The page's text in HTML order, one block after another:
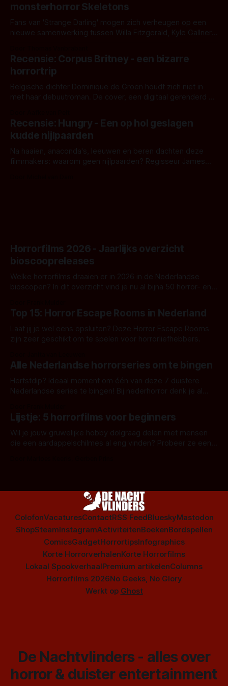
monsterhorror Skeletons
Fans van 'Strange Darling' mogen zich verheugen op een
nieuwe samenwerking tussen Willa Fitzgerald, Kyle Gallner
'Skeletons', een nieuwe creature feature waarvoor de
opnames zijn gestart in Australië.
Recensie: Corpus Britney - een bizarre
horrortrip
Belgische dichter Dominique de Groen houdt zich niet in
met haar debuutroman. De cover, een digitaal gerenderd en
achtergrond, belooft iets kleurrijks maar onheilspellends,
iets ongrijpbaars. En dat maakt De Groen met ieder woord
waar.
Recensie: Hungry - Een op hol geslagen
kudde nijlpaarden
Na haaien, anaconda's, leeuwen en beren dachten deze
filmmakers: waarom geen nijlpaarden? Regisseur James
Horrorfilms 2026 - Jaarlijks overzicht
bioscoopreleases
Welke horrorfilms draaien er in 2026 in de Nederlandse
bioscopen? In dit overzicht vind je nu al bijna 50 horror- en
Top 15: Horror Escape Rooms in Nederland
Laat jij je wel eens opsluiten? Deze Horror Escape Rooms
zijn zeer geschikt om te spelen voor horrorliefhebbers.
Alle Nederlandse horrorseries om te bingen
Herfstdip? Ideaal moment om één van deze 7 duistere
Nederlandse series te bingen! Bij nederhorror denk je al
Amsterdamned of The Johnsons. Maar Nederlandse horror
is niet beperkt tot films. Hier een aantal Nederlandse tv-
series uit het duistere of horrorgenre. Als
Lijstje: 5 horrorfilms voor beginners
Wil je jouw gruwelijke hobby dolgraag delen met mensen
die een aardappelschilmes al eng vinden? Probeer ze eens
ColofonVacaturesContactRSS FeedBlueskyMastodon
ShopSteamInstagramActiviteitenBoekenBordspellen
ComicsGadgetHorrortipsInfographics
Korte HorrorverhalenKorte Horrorfilms
Lokaal SpookverhaalPremium artikelenColumns
Horrorfilms 2026No Geeks, No Glory
Werkt op Ghost
De Nachtvlinders - alles over
horror & duister entertainment